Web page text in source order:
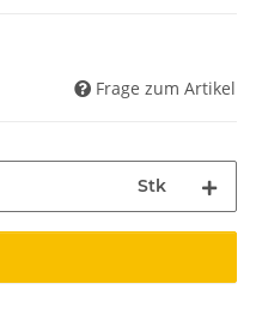
Frage zum Artikel
Stk